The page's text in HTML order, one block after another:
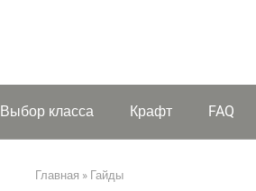
Выбор класса Крафт FAQ
Главная » Гайды